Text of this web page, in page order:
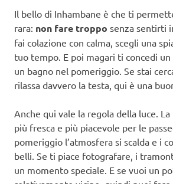
Il bello di Inhambane è che ti
rara: non fare troppo senza sentirti
fai colazione con calma, scegli una
tuo tempo. E poi magari ti concedi
un bagno nel pomeriggio. Se stai
rilassa davvero la testa, qui è una
Anche qui vale la regola della luce.
più fresca e più piacevole per le
pomeriggio l’atmosfera si scalda e i
belli. Se ti piace fotografare, i
un momento speciale. E se vuoi un